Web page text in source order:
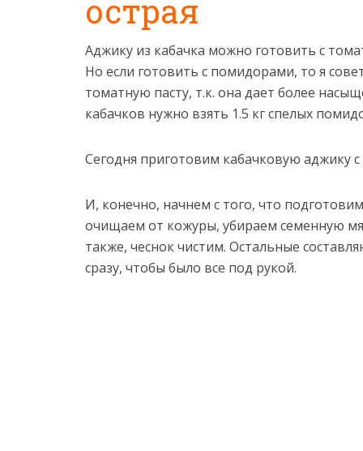
острая
Аджику из кабачка можно готовить с
Но если готовить с помидорами, то я
томатную пасту, т.к. она дает более
кабачков нужно взять 1.5 кг спелых
Сегодня приготовим кабачковую аджику
И, конечно, начнем с того, что
очищаем от кожуры, убираем семенную
также, чеснок чистим. Остальные
сразу, чтобы было все под рукой.